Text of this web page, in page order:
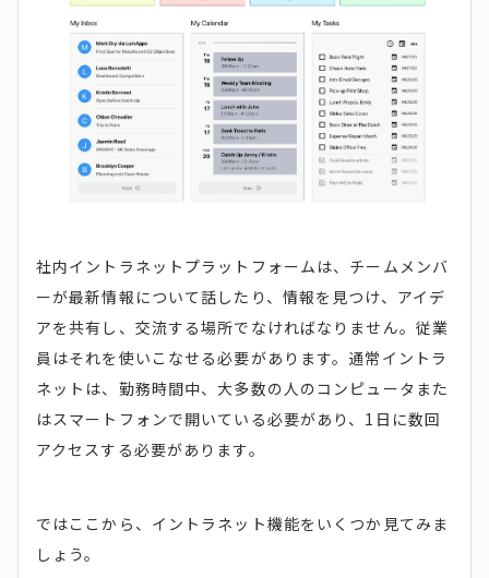
社内イントラネットプラットフォームは、チームメンバ
ーが最新情報について話したり、情報を見つけ、アイデ
アを共有し、交流する場所でなければなりません。従業
員はそれを使いこなせる必要があります。通常イントラ
ネットは、勤務時間中、大多数の人のコンピュータまた
はスマートフォンで開いている必要があり、1日に数回
アクセスする必要があります。
ではここから、イントラネット機能をいくつか見てみま
しょう。